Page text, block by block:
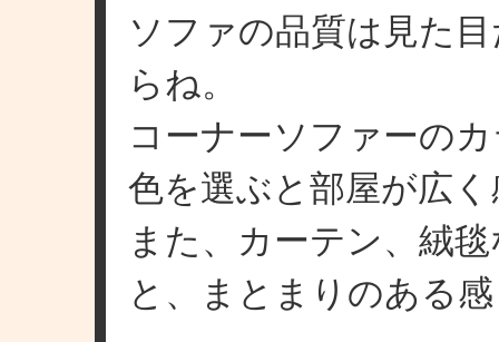
ソファの品質は見た
らね。
コーナーソファーの
色を選ぶと部屋が広
また、カーテン、絨
と、まとまりのある